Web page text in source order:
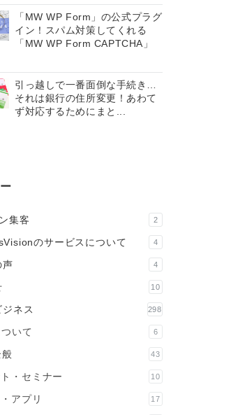
「MW WP Form」の公式プラグ
イン！スパム対策してくれる
「MW WP Form CAPTCHA」
引っ越しで一番面倒な手続き…
それは銀行の住所変更！あわて
ず対応するためにまと...
集客 2
のサービスについて 4
声 4
10
ネス 298
いて 6
43
・セミナー 10
アプリ 17